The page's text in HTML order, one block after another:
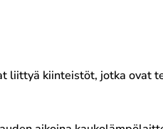
liittyä kiinteistöt, jotka ovat